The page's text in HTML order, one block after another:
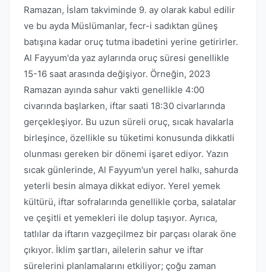
Ramazan, İslam takviminde 9. ay olarak kabul edilir
ve bu ayda Müslümanlar, fecr-i sadıktan güneş
batışına kadar oruç tutma ibadetini yerine getirirler.
Al Fayyum'da yaz aylarında oruç süresi genellikle
15-16 saat arasında değişiyor. Örneğin, 2023
Ramazan ayında sahur vakti genellikle 4:00
civarında başlarken, iftar saati 18:30 civarlarında
gerçekleşiyor. Bu uzun süreli oruç, sıcak havalarla
birleşince, özellikle su tüketimi konusunda dikkatli
olunması gereken bir dönemi işaret ediyor. Yazın
sıcak günlerinde, Al Fayyum'un yerel halkı, sahurda
yeterli besin almaya dikkat ediyor. Yerel yemek
kültürü, iftar sofralarında genellikle çorba, salatalar
ve çeşitli et yemekleri ile dolup taşıyor. Ayrıca,
tatlılar da iftarın vazgeçilmez bir parçası olarak öne
çıkıyor. İklim şartları, ailelerin sahur ve iftar
sürelerini planlamalarını etkiliyor; çoğu zaman